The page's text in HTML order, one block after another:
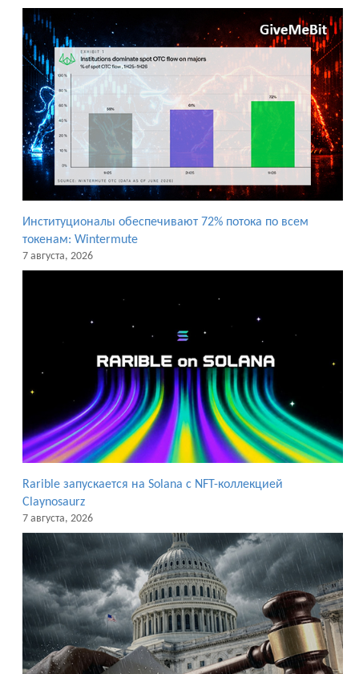
Институционалы обеспечивают 72% потока по всем
токенам: Wintermute
7 августа, 2026
Rarible запускается на Solana с NFT-коллекцией
Claynosaurz
7 августа, 2026